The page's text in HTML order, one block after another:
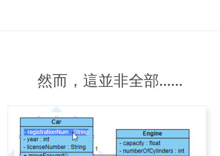
然而，這並非全部……